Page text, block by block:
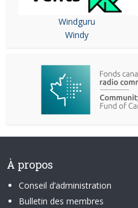
Windguru
Windy
À propos
Conseil d’administration
Bulletin des membres